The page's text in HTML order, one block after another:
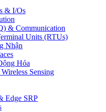
& I/Os
& Communication
Units (RTUs)
Nhận
Hóa
Sensing
Edge SRP